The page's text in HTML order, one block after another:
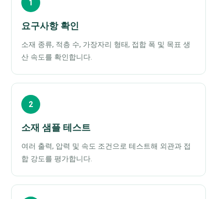
1
요구사항 확인
소재 종류, 적층 수, 가장자리 형태, 접합 폭 및 목표 생
산 속도를 확인합니다.
2
소재 샘플 테스트
여러 출력, 압력 및 속도 조건으로 테스트해 외관과 접
합 강도를 평가합니다.